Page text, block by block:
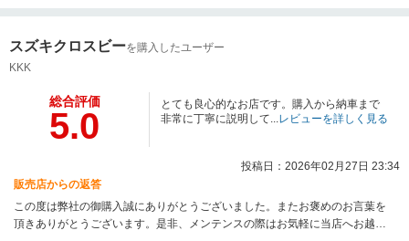
スズキクロスビーを購入したユーザー
KKK
総合評価
5.0
とても良心的なお店です。購入から納車まで
非常に丁寧に説明して...レビューを詳しく見る
投稿日：2026年02月27日 23:34
販売店からの返答
この度は弊社の御購入誠にありがとうございました。またお褒めのお言葉を
頂きありがとうございます。是非、メンテンスの際はお気軽に当店へお越し